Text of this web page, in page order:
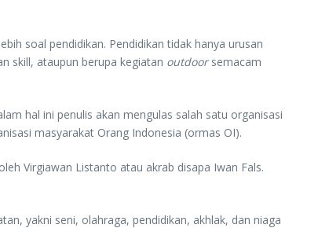
soal pendidikan. Pendidikan tidak hanya urusan
skill, ataupun berupa kegiatan outdoorsemacam
hal ini penulis akan mengulas salah satu organisasi
masyarakat Orang Indonesia (ormas OI).
Virgiawan Listanto atau akrab disapa Iwan Fals.
yakni seni, olahraga, pendidikan, akhlak, dan niaga